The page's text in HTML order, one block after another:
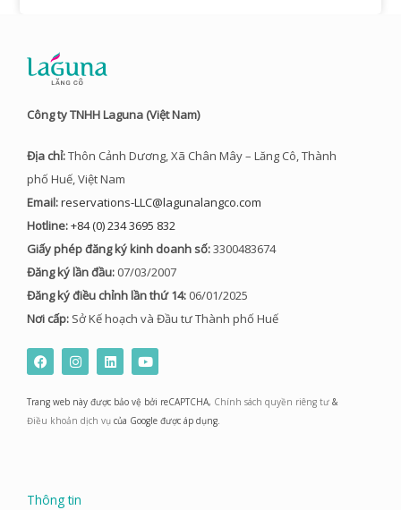
Công ty TNHH Laguna (Việt Nam)
Địa chỉ:Thôn Cảnh Dương, Xã Chân Mây – Lăng Cô, Thành
phố Huế, Việt Nam
Email:reservations-LLC@lagunalangco.com
Hotline:+84 (0) 234 3695 832
Giấy phép đăng ký kinh doanh số:3300483674
Đăng ký lần đầu: 07/03/2007
Đăng ký điều chỉnh lần thứ 14: 06/01/2025
Nơi cấp: Sở Kế hoạch và Đầu tư Thành phố Huế
F
a
c
b
o
I
n
s
a
g
L
i
n
k
e
d
Y
o
u
t
u
b
Trang web này được bảo vệ bởi reCAPTCHA, Chính sách quyền riêng tư &
Điều khoản dịch vụ của Google được áp dụng.
Thông tin